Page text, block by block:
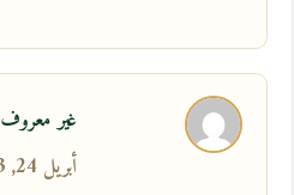
غير معروف
أبريل 24, 2013 في 11:37 ص